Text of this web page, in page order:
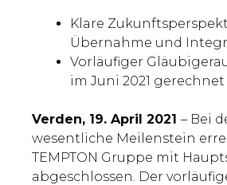
Klare
Übernahme und
Vorläufiger
im Juni 2021 gerechnet
Verden, 19. April 2021 – Bei
wesentliche Meilenstein
TEMPTON Gruppe mit
abgeschlossen. Der